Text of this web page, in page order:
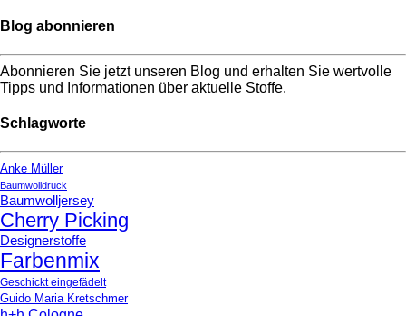
Blog abonnieren
Abonnieren Sie jetzt unseren Blog und erhalten Sie wertvolle
Tipps und Informationen über aktuelle Stoffe.
Schlagworte
Anke Müller
Baumwolldruck
Baumwolljersey
Cherry Picking
Designerstoffe
Farbenmix
Geschickt eingefädelt
Guido Maria Kretschmer